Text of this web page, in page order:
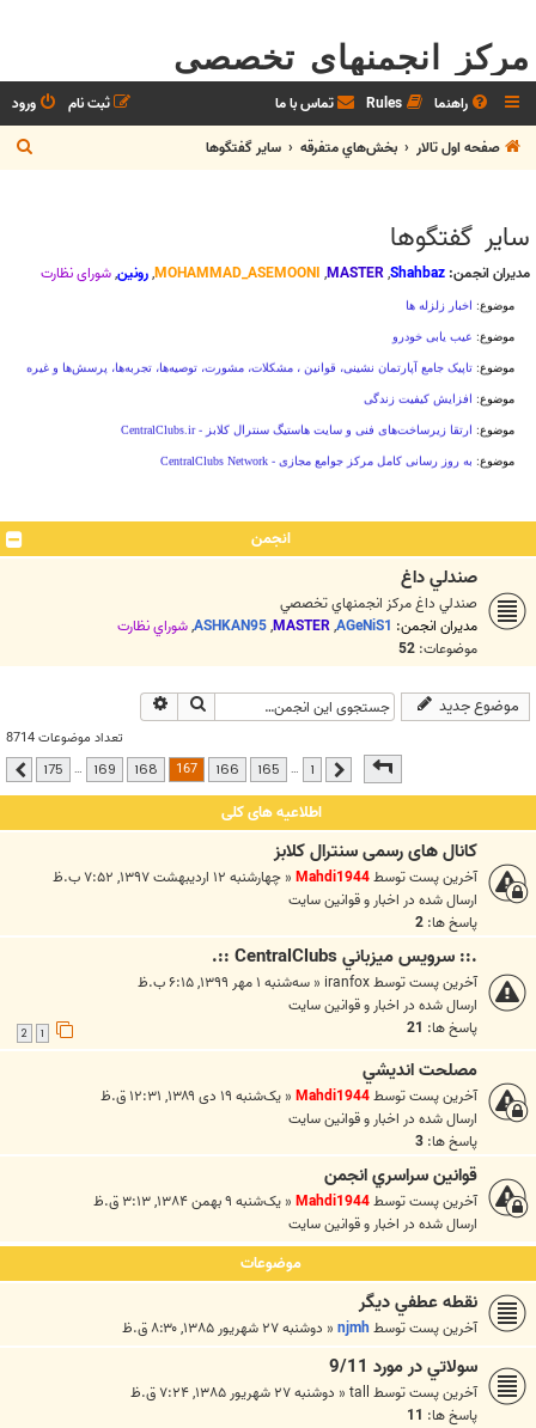
مرکز انجمنهای تخصصی
راهنما Rules تماس با ما ورود
ثبت نام
صفحه اول تالار
بخش‌‌هاي متفرقه ساير گفتگوها
ج
س
ساير گفتگوها
مدیران انجمن: Shahbaz
,
MASTER
,
MOHAMMAD_ASEMOONI
,رونین,شوراي نظارت
انجمن
صندلي داغ
صندلي داغ مرکز انجمنهاي تخصصي
مدیران انجمن: AGeNiS1
,
MASTER
,
ASHKAN95
,شوراي نظارت
موضوعات: 52
موضوع جدید جستجو
تعداد موضوعات 8714
175 قبلی …
165
166
167
168
169
…
175 بعدی
اطلاعیه های کلی
کانال های رسمی سنترال کلابز
آخرین پست توسطMahdi1944
« چهارشنبه ۱۲ اردیبهشت ۱۳۹۷, ۷:۵۲ ب.ظ
ارسال شده در اخبار و قوانين سايت
پاسخ ها: 2
.:: سرويس ميزباني CentralClubs ::.
آخرین پست توسطiranfox
« سه‌شنبه ۱ مهر ۱۳۹۹, ۶:۱۵ ب.ظ
ارسال شده در اخبار و قوانين سايت
پاسخ ها: 21
مصلحت انديشي
آخرین پست توسطMahdi1944
« یک‌شنبه ۱۹ دی ۱۳۸۹, ۱۲:۳۱ ق.ظ
ارسال شده در اخبار و قوانين سايت
پاسخ ها: 3
قوانين سراسري انجمن
آخرین پست توسطMahdi1944
« یک‌شنبه ۹ بهمن ۱۳۸۴, ۳:۱۳ ق.ظ
ارسال شده در اخبار و قوانين سايت
موضوعات
نقطه عطفي ديگر
آخرین پست توسطnjmh
« دوشنبه ۲۷ شهریور ۱۳۸۵, ۸:۳۰ ق.ظ
سولاتي در مورد 9/11
آخرین پست توسطtall
« دوشنبه ۲۷ شهریور ۱۳۸۵, ۷:۲۴ ق.ظ
پاسخ ها: 11